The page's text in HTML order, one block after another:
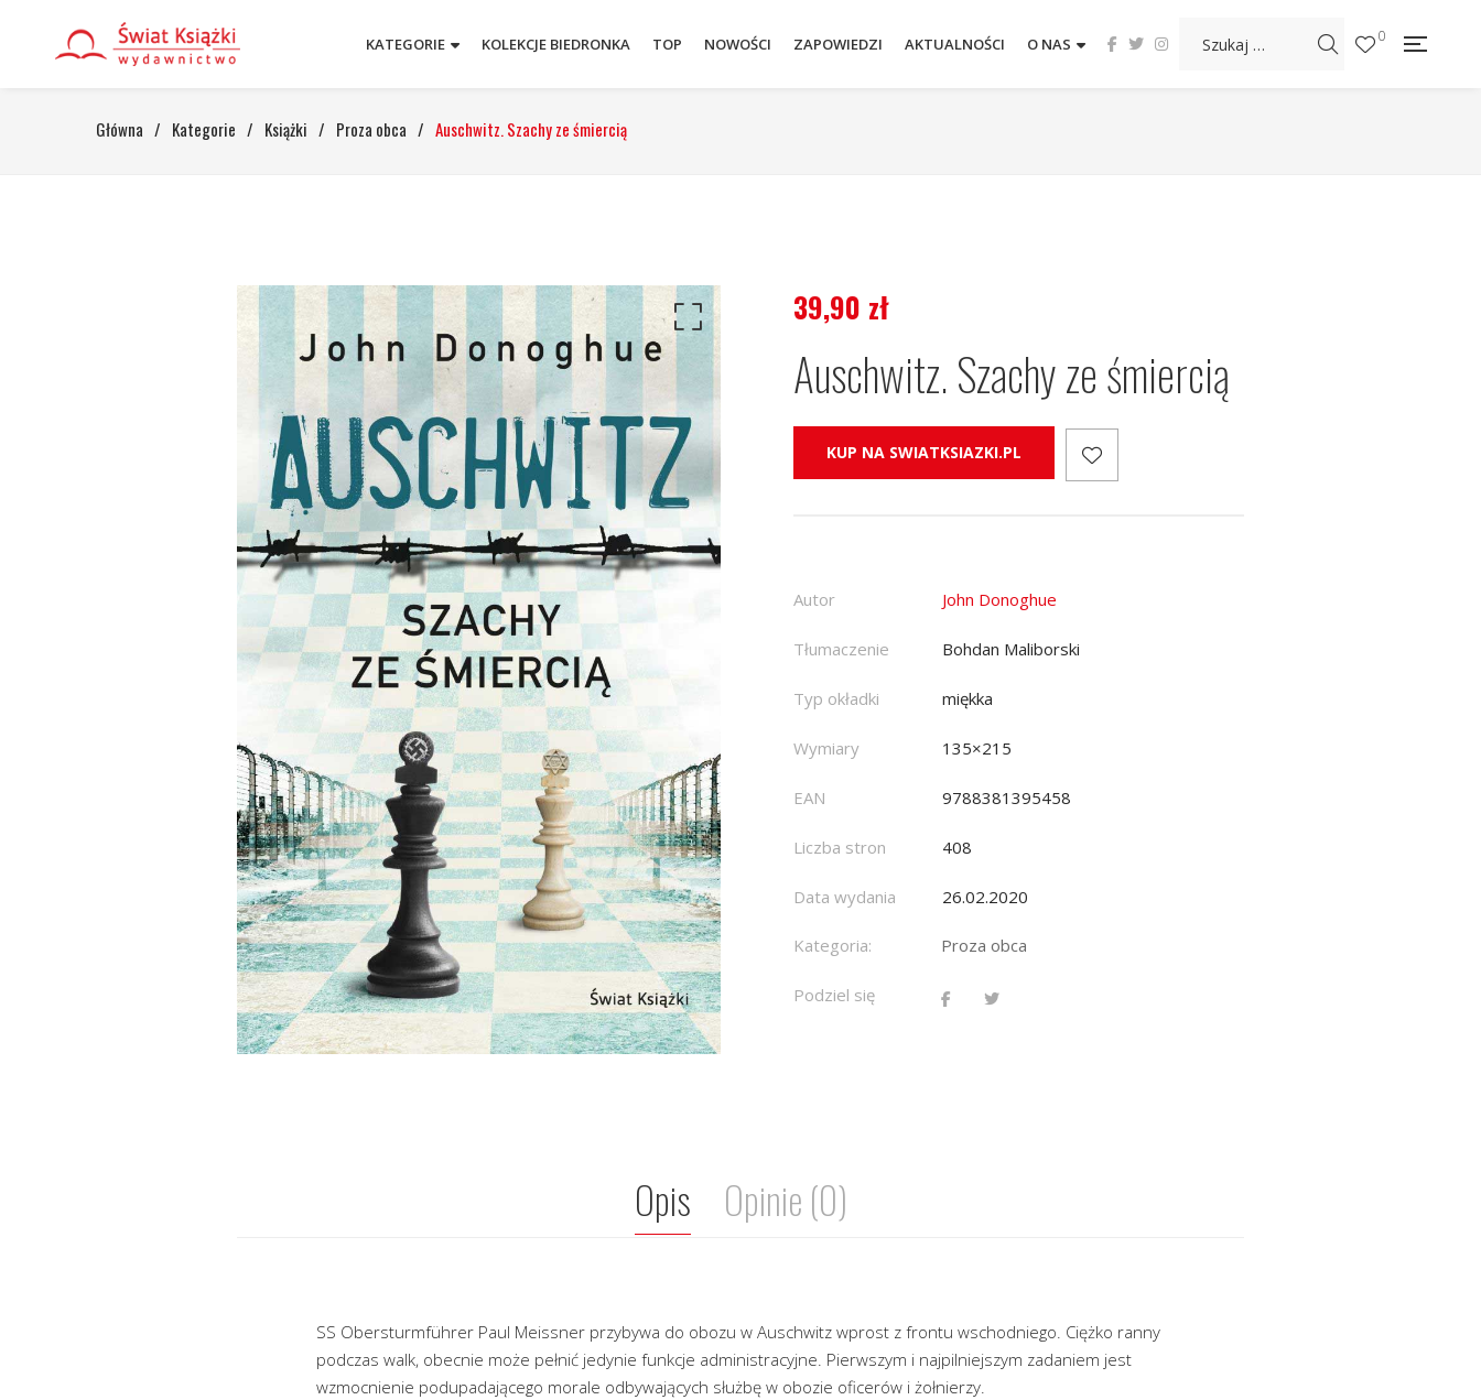
KATEGORIE KOLEKCJE BIEDRONKA TOP NOWOŚCI ZAPOWIEDZI AKTUALNOŚCI O NAS 0
Główna / Kategorie / Książki / Proza obca / Auschwitz. Szachy ze śmiercią
39,90 zł
Auschwitz. Szachy ze śmiercią
KUP NA SWIATKSIAZKI.PL
Autor John Donoghue
Tłumaczenie Bohdan Maliborski
Typ okładki miękka
Wymiary 135×215
EAN 9788381395458
Liczba stron 408
Data wydania 26.02.2020
Kategoria: Proza obca
Podziel się
Opis Opinie (0)
SS Obersturmführer Paul Meissner przybywa do obozu w Auschwitz wprost z frontu wschodniego. Ciężko ranny
podczas walk, obecnie może pełnić jedynie funkcje administracyjne. Pierwszym i najpilniejszym zadaniem jest
wzmocnienie podupadającego morale odbywających służbę w obozie oficerów i żołnierzy.